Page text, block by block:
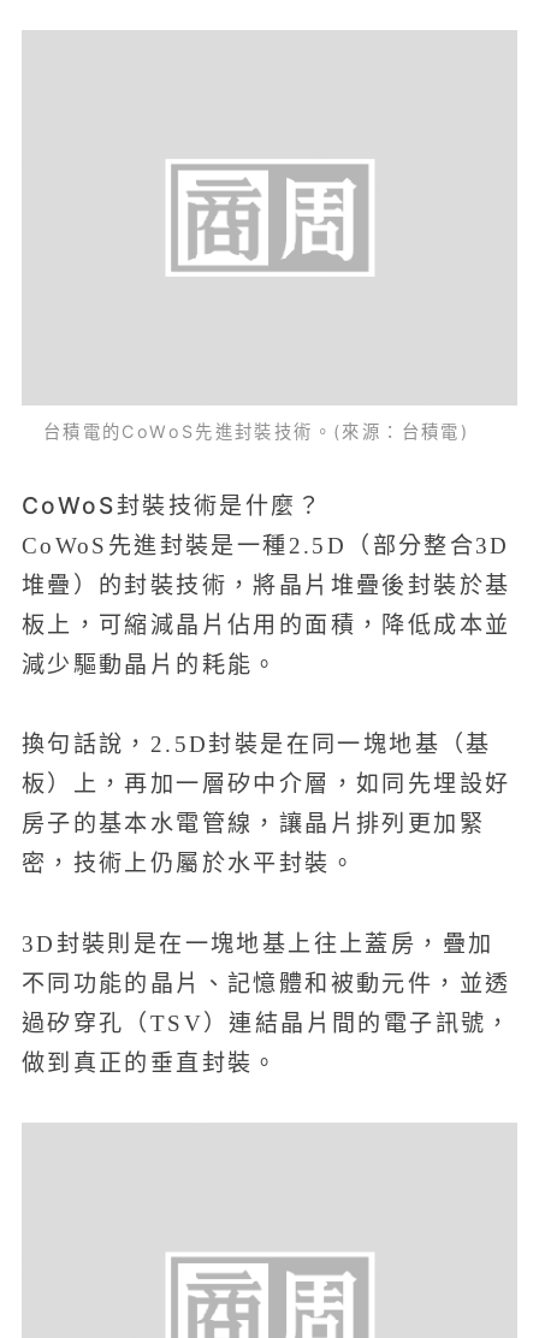
台積電的CoWoS先進封裝技術。(來源：台積電)
CoWoS封裝技術是什麼？
CoWoS先進封裝是一種2.5D（部分整合3D
堆疊）的封裝技術，將晶片堆疊後封裝於基
板上，可縮減晶片佔用的面積，降低成本並
減少驅動晶片的耗能。
換句話說，2.5D封裝是在同一塊地基（基
板）上，再加一層矽中介層，如同先埋設好
房子的基本水電管線，讓晶片排列更加緊
密，技術上仍屬於水平封裝。
3D封裝則是在一塊地基上往上蓋房，疊加
不同功能的晶片、記憶體和被動元件，並透
過矽穿孔（TSV）連結晶片間的電子訊號，
做到真正的垂直封裝。